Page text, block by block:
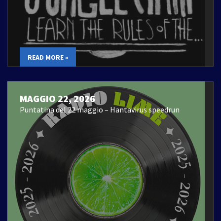
READ MORE »
MAGGIO 22, 2026
Puntatina del 22 maggio – Hantavirus speedrun